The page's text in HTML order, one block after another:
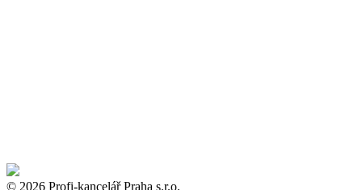
© 2026 Profi-kancelář Praha s.r.o.